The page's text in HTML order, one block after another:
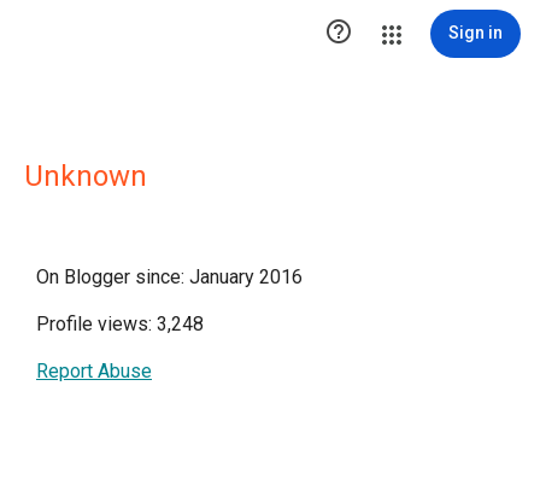
 Sign in
Unknown
On Blogger since: January 2016
Profile views: 3,248
Report Abuse